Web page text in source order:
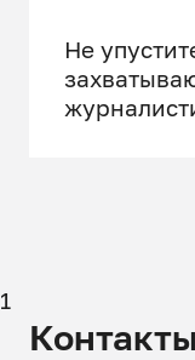
Не
1
Контакты